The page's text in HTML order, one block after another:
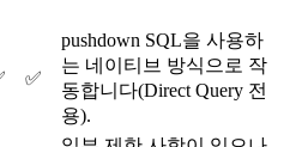
✅
pushdown SQL을 사용하
는 네이티브 방식으로 작
동합니다(Direct Query 전
용).